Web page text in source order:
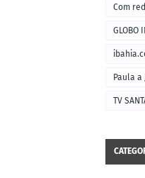
Com
GLOBO
Paula a
TV